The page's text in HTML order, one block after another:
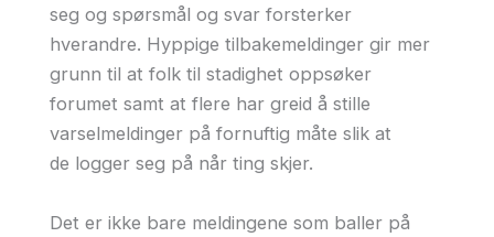
seg og spørsmål og svar forsterker
hverandre. Hyppige tilbakemeldinger gir mer
grunn til at folk til stadighet oppsøker
forumet samt at flere har greid å stille
varselmeldinger på fornuftig måte slik at
de logger seg på når ting skjer.
Det er ikke bare meldingene som baller på